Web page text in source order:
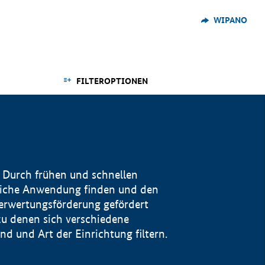
WIPANO
FILTEROPTIONEN
frühen und schnellen
Anwendung finden und den
gefördert
denen sich verschiedene
und Art der Einrichtung filtern.